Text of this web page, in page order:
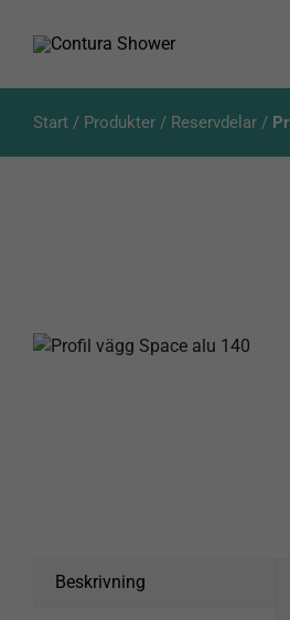
Start/ Produkter/ Reservdelar/
Beskrivning